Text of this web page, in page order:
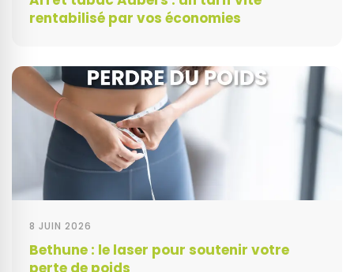
rentabilisé par vos économies
8 JUIN 2026
Bethune : le laser pour soutenir votre
perte de poids